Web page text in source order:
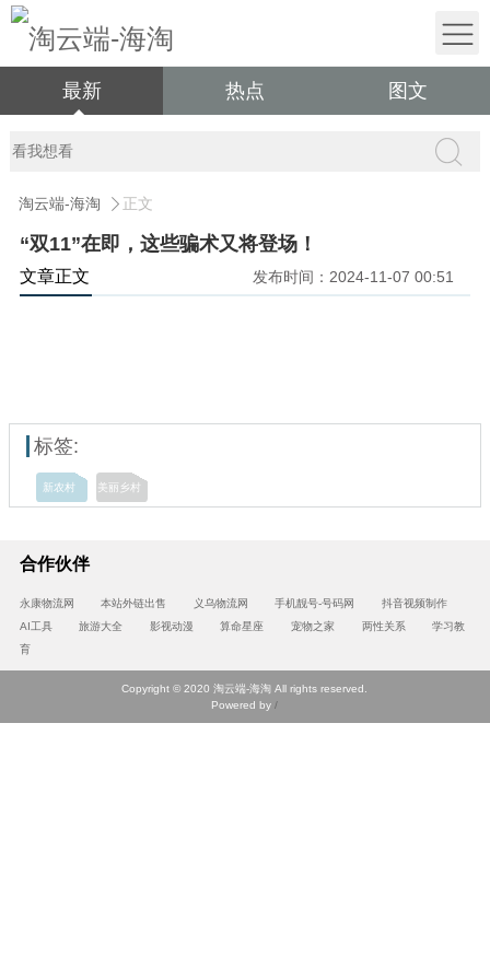
最新 热点 图文
淘云端-海淘 正文
“双11”在即，这些骗术又将登场！
文章正文 发布时间：2024-11-07 00:51
标签:
新农村 美丽乡村
合作伙伴
永康物流网 本站外链出售 义乌物流网 手机靓号-号码网
抖音视频制作
AI工具
旅游大全 影视动漫 算命星座 宠物之家 两性关系
学习教
育
Copyright © 2020 淘云端-海淘 All rights reserved.
Powered by/